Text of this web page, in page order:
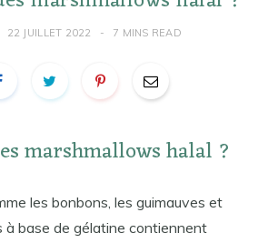
22 JUILLET 2022 7 MINS READ
marshmallows halal ?
les bonbons, les guimauves et
à base de gélatine contiennent